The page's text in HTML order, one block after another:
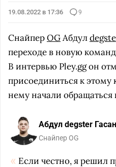
19.08.2022 в 17:36 9
СнайперOGАбдул
переходе в новую
В интервью Pley.gg он
присоединиться к этому
нему начали
Абдул degster
Снайпер OG
Если честно, я решил